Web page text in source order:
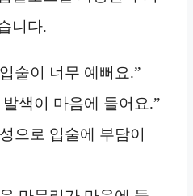
니다.
술이 너무 예뻐요.”
색이 마음에 들어요.”
으로 입술에 부담이